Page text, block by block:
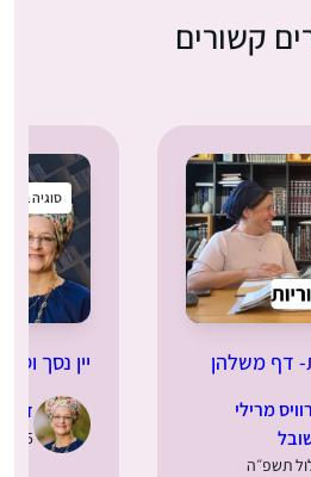
קשורים
דף משלהן
מרילי
סוגיה
יין נסך
ד”ר
28.08.2025